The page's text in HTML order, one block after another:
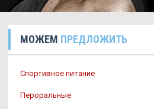
МОЖЕМ ПРЕДЛОЖИТЬ
Спортивное питание
Пероральные